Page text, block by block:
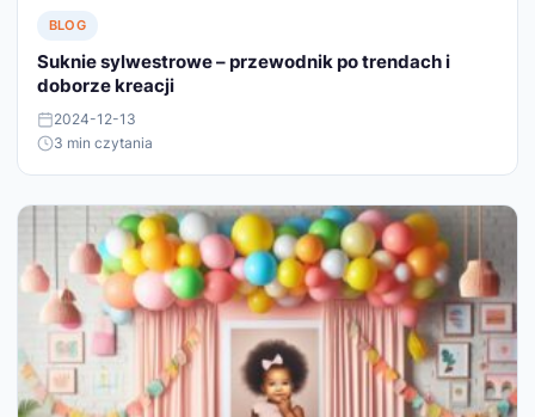
BLOG
Suknie sylwestrowe – przewodnik po trendach i
doborze kreacji
2024-12-13
3 min czytania